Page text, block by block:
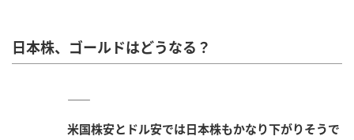
日本株、ゴールドはどうなる？
――
米国株安とドル安では日本株もかなり下がりそうで